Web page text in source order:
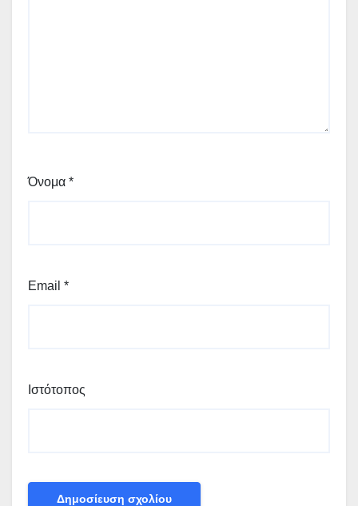
Όνομα *
Email *
Ιστότοπος